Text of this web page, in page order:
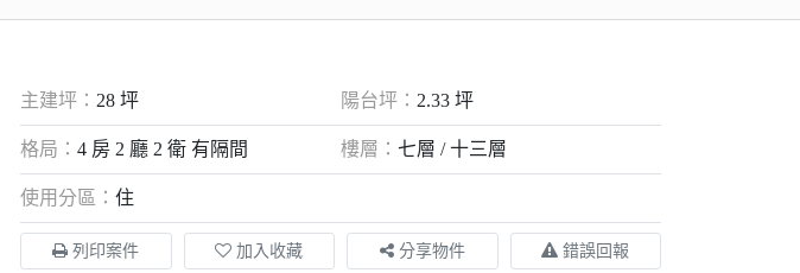
主建坪： 28 坪 陽台坪： 2.33 坪
格局： 4 房 2 廳 2 衛 有隔間 樓層： 七層 / 十三層
使用分區： 住
列印案件 加入收藏 分享物件 錯誤回報